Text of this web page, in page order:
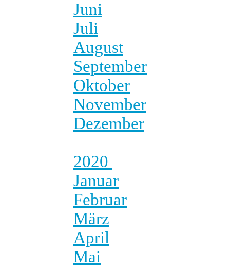
Juni
Juli
August
September
Oktober
November
Dezember
2020
Januar
Februar
März
April
Mai